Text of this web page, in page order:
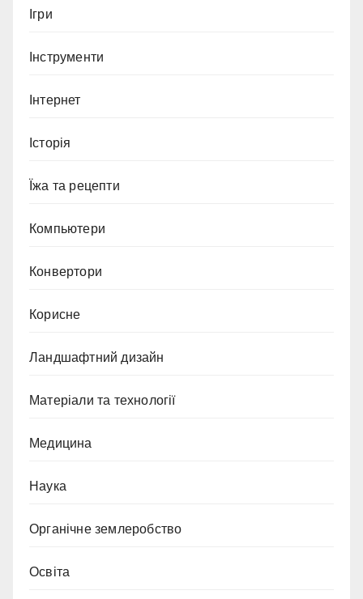
Ігри
Інструменти
Інтернет
Історія
Їжа та рецепти
Компьютери
Конвертори
Корисне
Ландшафтний дизайн
Матеріали та технології
Медицина
Наука
Органічне землеробство
Освіта